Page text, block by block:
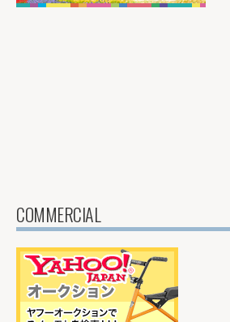
COMMERCIAL